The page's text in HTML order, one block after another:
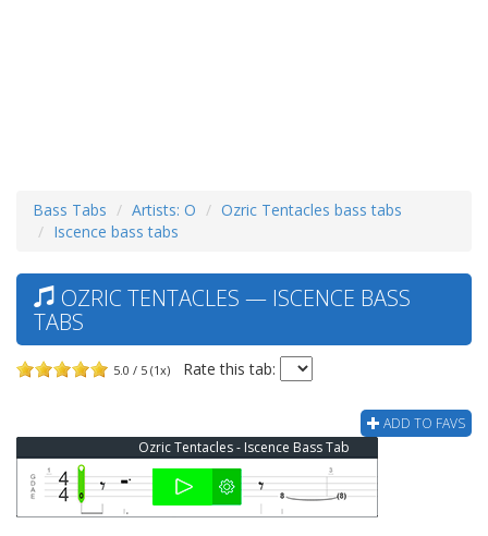
Bass Tabs Artists: O
Ozric Tentacles bass tabs
Iscence bass tabs
OZRIC TENTACLES — ISCENCE BASS
TABS
5.0 / 5 (1x) Rate this tab:
ADD TO FAVS
Ozric Tentacles - Iscence Bass Tab